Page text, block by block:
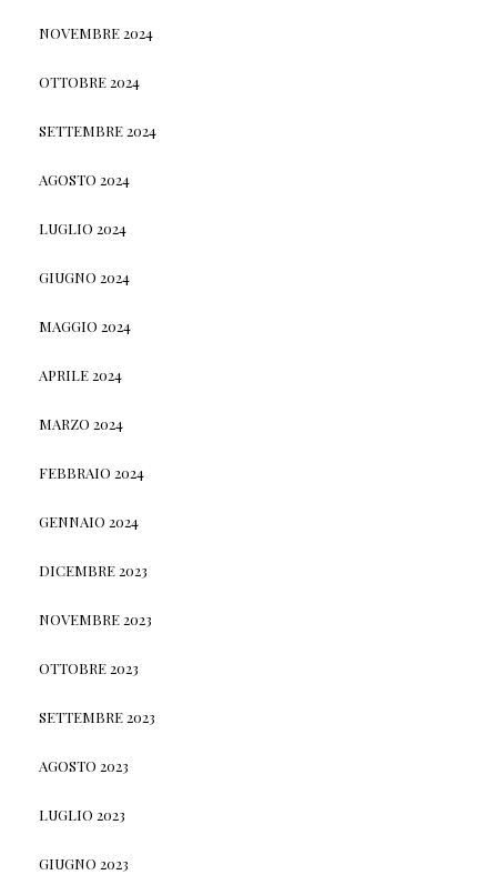
NOVEMBRE 2024
OTTOBRE 2024
SETTEMBRE 2024
AGOSTO 2024
LUGLIO 2024
GIUGNO 2024
MAGGIO 2024
APRILE 2024
MARZO 2024
FEBBRAIO 2024
GENNAIO 2024
DICEMBRE 2023
NOVEMBRE 2023
OTTOBRE 2023
SETTEMBRE 2023
AGOSTO 2023
LUGLIO 2023
GIUGNO 2023